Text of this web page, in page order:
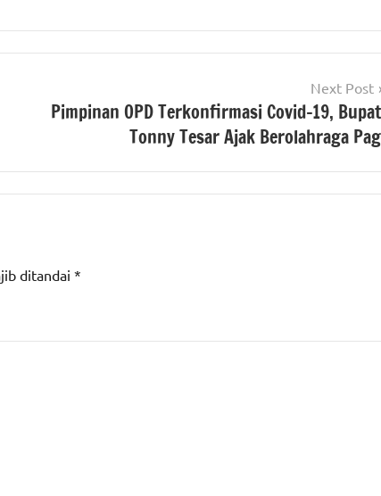
Next Post
Pimpinan OPD Terkonfirmasi Covid-19,
Tonny Tesar Ajak Berolahraga
ditandai *